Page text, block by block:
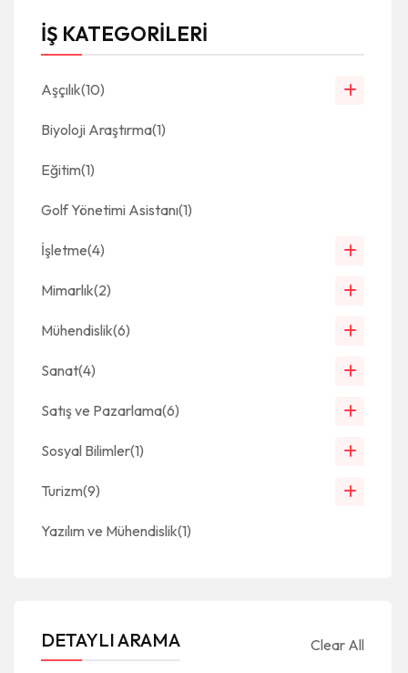
İŞ KATEGORİLERİ
Aşçılık(10)
Biyoloji Araştırma(1)
Eğitim(1)
Golf Yönetimi Asistanı(1)
İşletme(4)
Mimarlık(2)
Mühendislik(6)
Sanat(4)
Satış ve Pazarlama(6)
Sosyal Bilimler(1)
Turizm(9)
Yazılım ve Mühendislik(1)
DETAYLI ARAMA Clear All